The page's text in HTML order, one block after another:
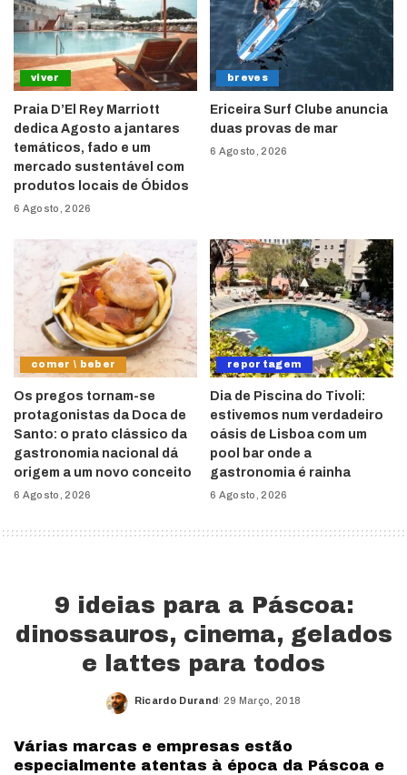
viver
Praia D’El Rey Marriott
dedica Agosto a jantares
temáticos, fado e um
mercado sustentável com
produtos locais de Óbidos
6 Agosto, 2026
breves
Ericeira Surf Clube anuncia
duas provas de mar
6 Agosto, 2026
comer \ beber
Os pregos tornam-se
protagonistas da Doca de
Santo: o prato clássico da
gastronomia nacional dá
origem a um novo conceito
6 Agosto, 2026
reportagem
Dia de Piscina do Tivoli:
estivemos num verdadeiro
oásis de Lisboa com um
pool bar onde a
gastronomia é rainha
6 Agosto, 2026
9 ideias para a Páscoa:
dinossauros, cinema, gelados
e lattes para todos
Posted
Ricardo Durand 29 Março, 2018
Várias marcas e empresas estão
especialmente atentas à época da Páscoa e